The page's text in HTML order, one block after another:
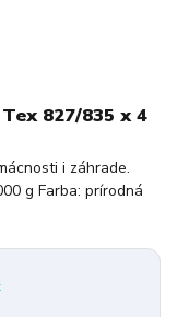
827/835 x 4
i záhrade.
g Farba: prírodná